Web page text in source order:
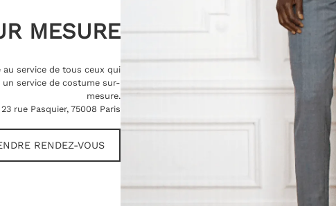
MESURE
service de tous ceux qui
service de costume sur-
mesure.
rue Pasquier, 75008 Paris
RENDEZ-VOUS